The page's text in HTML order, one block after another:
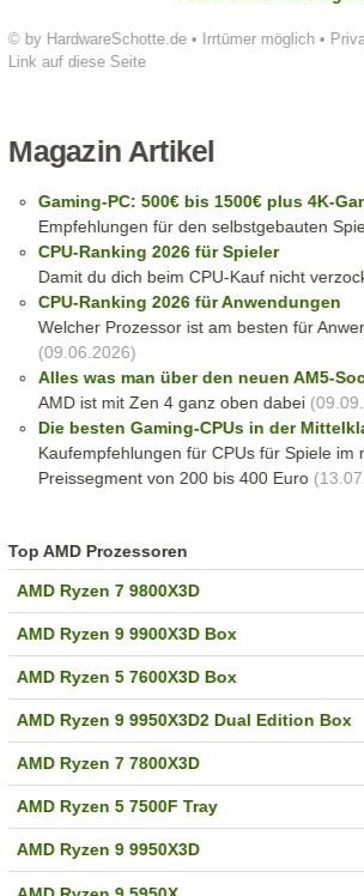
© by HardwareSchotte.de • Irrtümer möglich •
Link auf diese Seite
Magazin Artikel
Gaming-PC: 500€ bis 1500€ plus 4K-
Empfehlungen für den selbstgebauten
CPU-Ranking 2026 für Spieler
Damit du dich beim CPU-Kauf nicht
CPU-Ranking 2026 für Anwendungen
Welcher Prozessor ist am besten für
(09.06.2026)
Alles was man über den neuen AM5-
AMD ist mit Zen 4 ganz oben dabei
Die besten Gaming-CPUs in der
Kaufempfehlungen für CPUs für Spiele im
Preissegment von 200 bis 400 Euro
Top AMD Prozessoren
AMD Ryzen 7 9800X3D
AMD Ryzen 9 9900X3D Box
AMD Ryzen 5 7600X3D Box
AMD Ryzen 9 9950X3D2 Dual Edition Box
AMD Ryzen 7 7800X3D
AMD Ryzen 5 7500F Tray
AMD Ryzen 9 9950X3D